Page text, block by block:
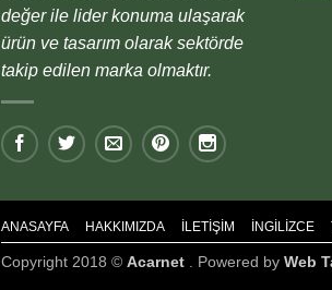
değer ile lider konuma ulaşarak
ürün ve tasarım olarak sektörde
takip edilen marka olmaktır.
ANASAYFA HAKKIMIZDA İLETIŞIM İNGILIZCE
Copyright 2018 © Acarnet . Powered by Web